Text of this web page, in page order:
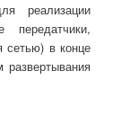
реализации
передатчики,
сетью) в конце